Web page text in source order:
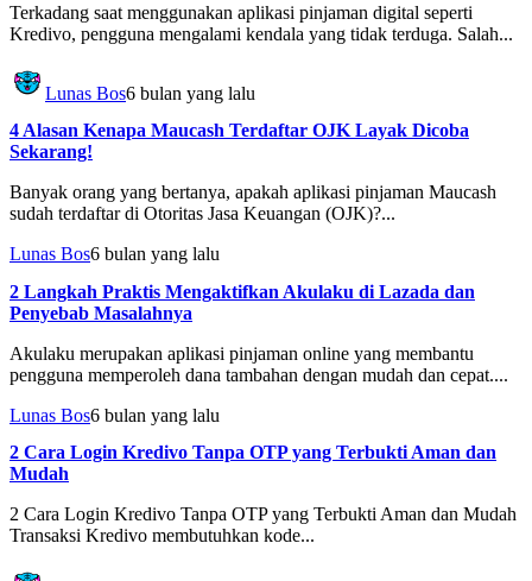
Terkadang saat menggunakan aplikasi pinjaman digital seperti
Kredivo, pengguna mengalami kendala yang tidak terduga. Salah...
Lunas Bos6 bulan yang lalu
4 Alasan Kenapa Maucash Terdaftar OJK Layak Dicoba
Sekarang!
Banyak orang yang bertanya, apakah aplikasi pinjaman Maucash
sudah terdaftar di Otoritas Jasa Keuangan (OJK)?...
Lunas Bos6 bulan yang lalu
2 Langkah Praktis Mengaktifkan Akulaku di Lazada dan
Penyebab Masalahnya
Akulaku merupakan aplikasi pinjaman online yang membantu
pengguna memperoleh dana tambahan dengan mudah dan cepat....
Lunas Bos6 bulan yang lalu
2 Cara Login Kredivo Tanpa OTP yang Terbukti Aman dan
Mudah
2 Cara Login Kredivo Tanpa OTP yang Terbukti Aman dan Mudah
Transaksi Kredivo membutuhkan kode...